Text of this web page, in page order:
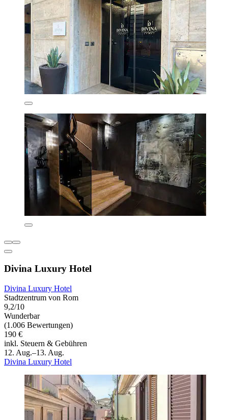
Divina Luxury Hotel
Divina Luxury Hotel
Stadtzentrum von Rom
9,2/10
Wunderbar
(1.006 Bewertungen)
190 €
inkl. Steuern & Gebühren
12. Aug.–13. Aug.
Divina Luxury Hotel